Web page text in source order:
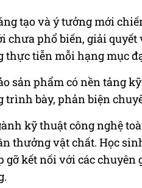
tạo và ý tưởng mới
phổ biến, giải quyết
tiễn mỗi hạng mục
sản phẩm có nền tảng
trình bày, phản biện
kỹ thuật công nghệ
thưởng vật chất. Học
gỡ kết nối với các